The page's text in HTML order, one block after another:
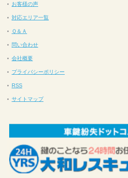
お客様の声
対応エリア一覧
Ｑ＆Ａ
問い合わせ
会社概要
プライバシーポリシー
RSS
サイトマップ